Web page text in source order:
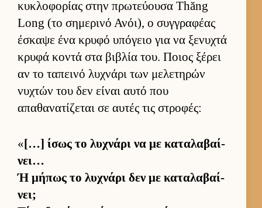
κυκλοφορίας στην πρωτεύ­ουσα Thăng
Long (το σημερινό Ανόι), ο συγ­γραφέας
έσκαψε ένα κρυφό υπόγειο για να ξενυχτά
κρυφά κοντά στα βιβλία του. Ποιος ξέρει
αν το ταπεινό λυχνάρι των μελετηρών
νυχτών του δεν εί­ναι αυτό που
απαθανατίζεται σε αυ­τές τις στροφές:
«[…] ίσως το λυχνάρι να με καταλαβαί­
νει…
Ή μήπως το λυχνάρι δεν με καταλαβαί­
νει;